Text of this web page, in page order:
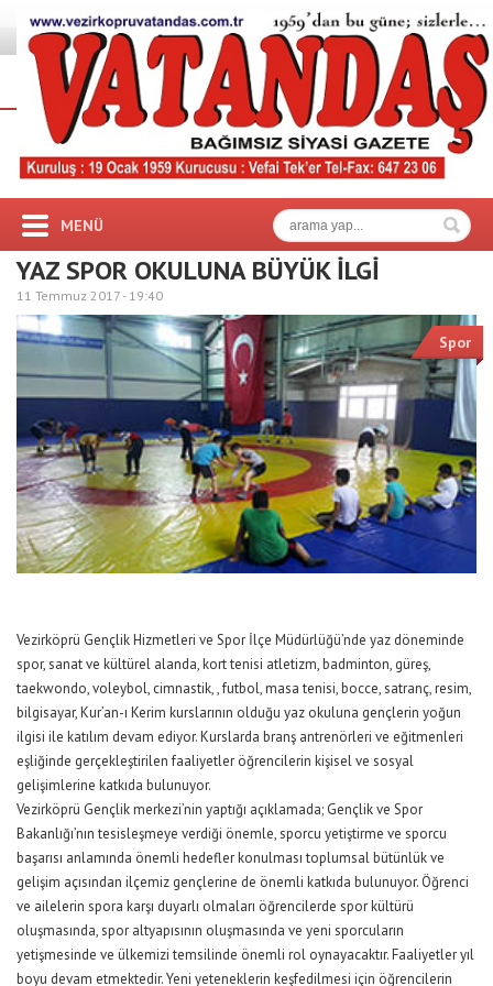
MENÜ
YAZ SPOR OKULUNA BÜYÜK İLGİ
11 Temmuz 2017 - 19:40
Spor
Vezirköprü Gençlik Hizmetleri ve Spor İlçe Müdürlüğü’nde yaz döneminde
spor, sanat ve kültürel alanda, kort tenisi atletizm, badminton, güreş,
taekwondo, voleybol, cimnastik, , futbol, masa tenisi, bocce, satranç, resim,
bilgisayar, Kur’an-ı Kerim kurslarının olduğu yaz okuluna gençlerin yoğun
ilgisi ile katılım devam ediyor. Kurslarda branş antrenörleri ve eğitmenleri
eşliğinde gerçekleştirilen faaliyetler öğrencilerin kişisel ve sosyal
gelişimlerine katkıda bulunuyor.
Vezirköprü Gençlik merkezi’nin yaptığı açıklamada; Gençlik ve Spor
Bakanlığı’nın tesisleşmeye verdiği önemle, sporcu yetiştirme ve sporcu
başarısı anlamında önemli hedefler konulması toplumsal bütünlük ve
gelişim açısından ilçemiz gençlerine de önemli katkıda bulunuyor. Öğrenci
ve ailelerin spora karşı duyarlı olmaları öğrencilerde spor kültürü
oluşmasında, spor altyapısının oluşmasında ve yeni sporcuların
yetişmesinde ve ülkemizi temsilinde önemli rol oynayacaktır. Faaliyetler yıl
boyu devam etmektedir. Yeni yeteneklerin keşfedilmesi için öğrencilerin